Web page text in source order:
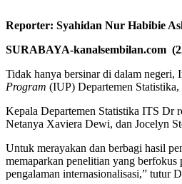
Reporter: Syahidan Nur Habibie
SURABAYA-kanalsembilan.com
Tidak hanya bersinar di dalam
Program (IUP) Departemen
Kepala Departemen Statistika ITS Dr
Netanya Xaviera Dewi, dan Jocelyn
Untuk merayakan dan berbagi hasil
memaparkan penelitian yang
pengalaman internasionalisasi,” tutur